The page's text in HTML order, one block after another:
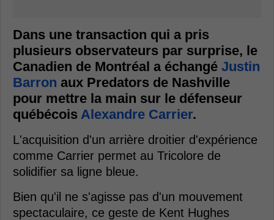
Dans une transaction qui a pris
plusieurs observateurs par surprise, le
Canadien de Montréal a échangé Justin
Barron aux Predators de Nashville
pour mettre la main sur le défenseur
québécois Alexandre Carrier.
L'acquisition d'un arrière droitier d'expérience
comme Carrier permet au Tricolore de
solidifier sa ligne bleue.
Bien qu'il ne s'agisse pas d'un mouvement
spectaculaire, ce geste de Kent Hughes